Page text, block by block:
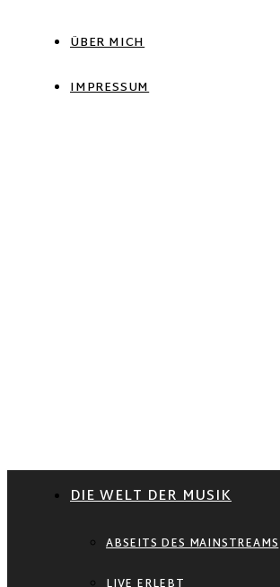
ÜBER MICH
IMPRESSUM
DIE WELT DER MUSIK
ABSEITS DES MAINSTREAMS